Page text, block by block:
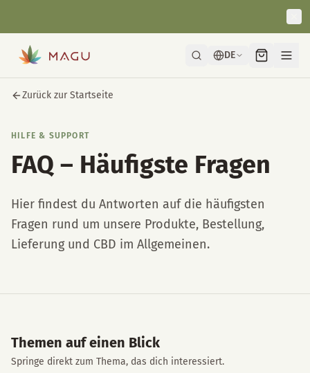
DE
Zurück zur Startseite
HILFE & SUPPORT
FAQ – Häufigste Fragen
Hier findest du Antworten auf die häufigsten
Fragen rund um unsere Produkte, Bestellung,
Lieferung und CBD im Allgemeinen.
Themen auf einen Blick
Springe direkt zum Thema, das dich interessiert.